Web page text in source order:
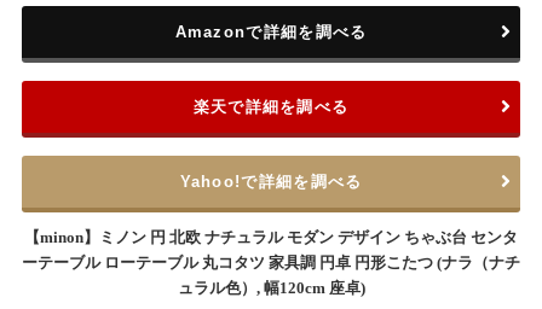
【minon】ミノン 円 北欧 ナチュラル モダン デザイン ちゃぶ台 センタ
ーテーブル ローテーブル 丸コタツ 家具調 円卓 円形こたつ (ナラ（ナチ
ュラル色）, 幅120cm 座卓)
Amazonで詳細を調べる
楽天で詳細を調べる
Yahoo!で詳細を調べる